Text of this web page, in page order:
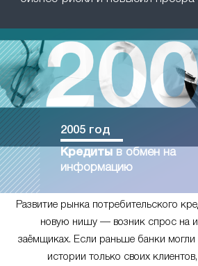
2005 год
Кредиты в обмен на
информацию
Развитие рынка потребительского
новую нишу — возник спрос на
заёмщиках. Если раньше банки могли
истории только своих